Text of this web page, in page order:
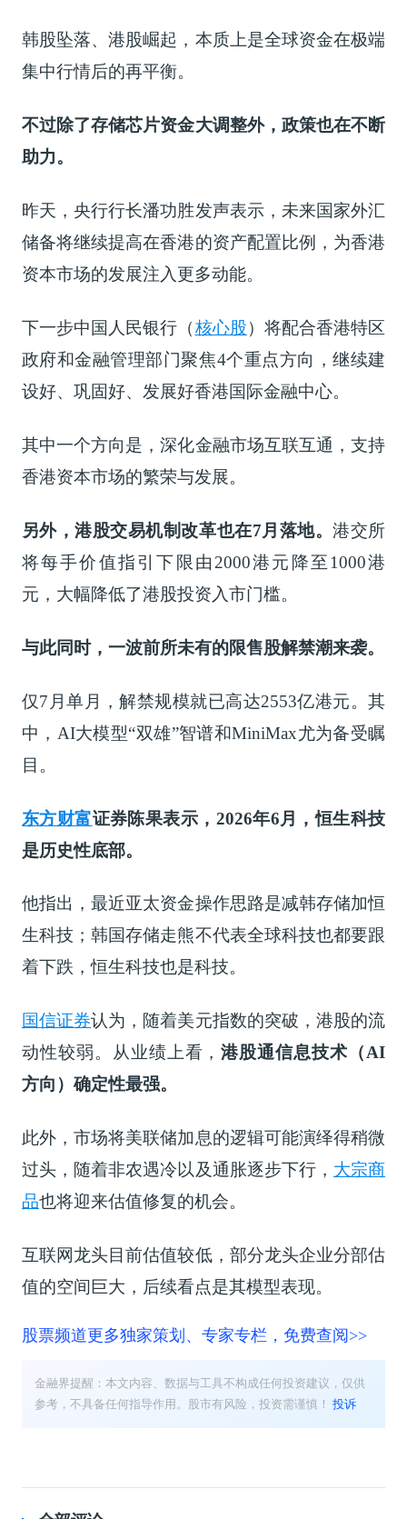
韩股坠落、港股崛起，本质上是全球资金在极端
集中行情后的再平衡。
不过除了存储芯片资金大调整外，政策也在不断
助力。
昨天，央行行长潘功胜发声表示，未来国家外汇
储备将继续提高在香港的资产配置比例，为香港
资本市场的发展注入更多动能。
下一步中国人民银行（核心股） 将配合香港特区
政府和金融管理部门聚焦4个重点方向，继续建
设好、巩固好、发展好香港国际金融中心。
其中一个方向是，深化金融市场互联互通，支持
香港资本市场的繁荣与发展。
另外，港股交易机制改革也在7月落地。港交所
将每手价值指引下限由2000港元降至1000港
元，大幅降低了港股投资入市门槛。
与此同时，一波前所未有的限售股解禁潮来袭。
仅7月单月，解禁规模就已高达2553亿港元。其
中，AI大模型“双雄”智谱和MiniMax尤为备受瞩
目。
东方财富证券陈果表示，2026年6月，恒生科技
是历史性底部。
他指出，最近亚太资金操作思路是减韩存储加恒
生科技；韩国存储走熊不代表全球科技也都要跟
着下跌，恒生科技也是科技。
国信证券认为，随着美元指数的突破，港股的流
动性较弱。从业绩上看，港股通信息技术（AI
方向）确定性最强。
此外，市场将美联储加息的逻辑可能演绎得稍微
过头，随着非农遇冷以及通胀逐步下行， 大宗商
品也将迎来估值修复的机会。
互联网龙头目前估值较低，部分龙头企业分部估
值的空间巨大，后续看点是其模型表现。
股票频道更多独家策划、专家专栏，免费查阅>>
金融界提醒：本文内容、数据与工具不构成任何投资建议，仅供
参考，不具备任何指导作用。股市有风险，投资需谨慎！投诉